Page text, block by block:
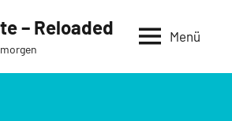
– Reloaded Menü